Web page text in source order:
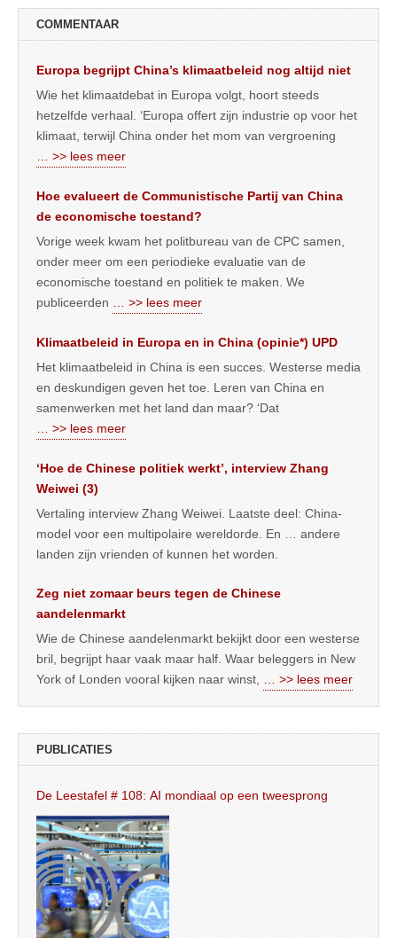
COMMENTAAR
Europa begrijpt China’s klimaatbeleid nog altijd niet
Wie het klimaatdebat in Europa volgt, hoort steeds
hetzelfde verhaal. ‘Europa offert zijn industrie op voor het
klimaat, terwijl China onder het mom van vergroening
… >> lees meer
Hoe evalueert de Communistische Partij van China
de economische toestand?
Vorige week kwam het politbureau van de CPC samen,
onder meer om een periodieke evaluatie van de
economische toestand en politiek te maken. We
publiceerden
… >> lees meer
Klimaatbeleid in Europa en in China (opinie*) UPD
Het klimaatbeleid in China is een succes. Westerse media
en deskundigen geven het toe. Leren van China en
samenwerken met het land dan maar? ‘Dat
… >> lees meer
‘Hoe de Chinese politiek werkt’, interview Zhang
Weiwei (3)
Vertaling interview Zhang Weiwei. Laatste deel: China-
model voor een multipolaire wereldorde. En … andere
landen zijn vrienden of kunnen het worden.
Zeg niet zomaar beurs tegen de Chinese
aandelenmarkt
Wie de Chinese aandelenmarkt bekijkt door een westerse
bril, begrijpt haar vaak maar half. Waar beleggers in New
York of Londen vooral kijken naar winst,
… >> lees meer
PUBLICATIES
De Leestafel # 108: AI mondiaal op een tweesprong